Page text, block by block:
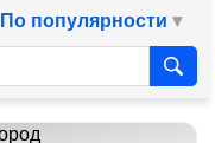
По популярности